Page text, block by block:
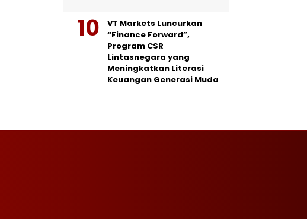
VT Markets Luncurkan
“Finance Forward”,
Program CSR
Lintasnegara yang
Meningkatkan Literasi
Keuangan Generasi Muda